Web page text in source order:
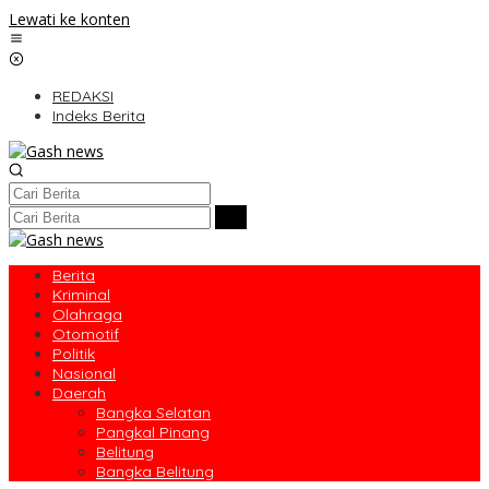
Lewati ke konten
REDAKSI
Indeks Berita
Berita
Kriminal
Olahraga
Otomotif
Politik
Nasional
Daerah
Bangka Selatan
Pangkal Pinang
Belitung
Bangka Belitung